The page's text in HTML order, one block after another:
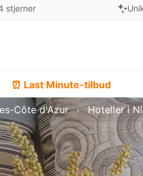
stjerner
⏰ Last Minute-tilbud
Côte d'Azur Hoteller i